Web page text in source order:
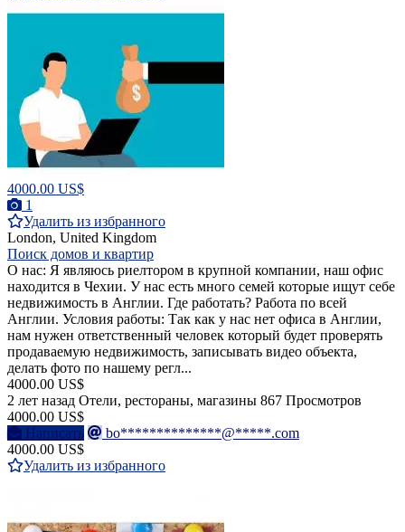
4000.00 US$
1
Удалить из избранного
London, United Kingdom
Поиск домов и квартир
О нас: Я являюсь риелтором в крупной компании, наш офис
находится в Чехии. У нас есть много семей которые ищут себе
недвижимость в Англии. Где работать? Работа по всей
Англии. Условия работы: Так как у нас нет офиса в Англии,
нам нужен ответственный человек который будет проверять
продаваемую недвижимость, записывать видео объекта,
делать фото по нашему регл...
4000.00 US$
2 лет назад Отели, рестораны, магазины 867 Просмотров
4000.00 US$
Написать
bo**************@*****.com
4000.00 US$
Удалить из избранного